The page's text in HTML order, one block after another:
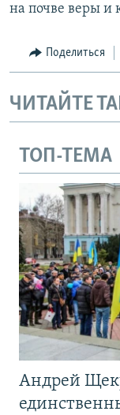
на почве веры и
Поделиться
ЧИТАЙТЕ
ТОП-ТЕМА
Андрей